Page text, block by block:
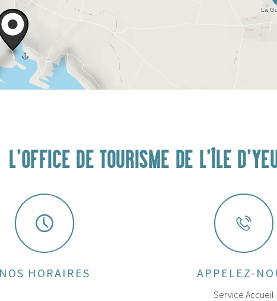
L'OFFICE DE TOURISME DE L'ÎLE
NOS HORAIRES APPELEZ-
Service Accueil